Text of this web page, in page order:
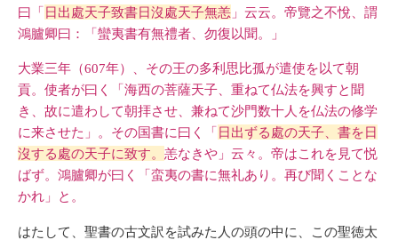
曰「日出處天子致書日沒處天子無恙 」云云。帝覽之不悅、謂
鴻臚卿曰：「蠻夷書有無禮者、勿復以聞。」
大業三年（607年）、その王の多利思比孤が遣使を以て朝
貢。使者が曰く「海西の菩薩天子、重ねて仏法を興すと聞
き、故に遣わして朝拝させ、兼ねて沙門数十人を仏法の修学
に来させた」。その国書に曰く「日出ずる處の天子、書を日
沒する處の天子に致す。 恙なきや」云々。帝はこれを見て悦
ばず。鴻臚卿が曰く「蛮夷の書に無礼あり。再び聞くことな
かれ」と。
はたして、聖書の古文訳を試みた人の頭の中に、この聖徳太